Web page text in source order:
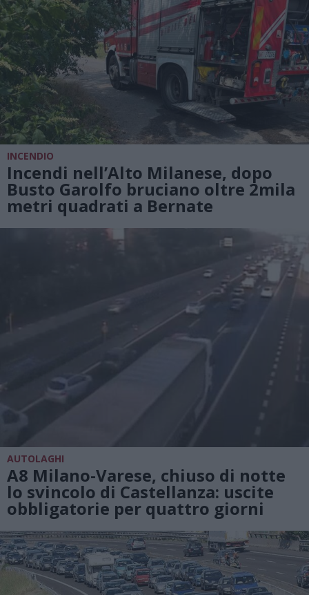
INCENDIO
Incendi nell’Alto Milanese, dopo
Busto Garolfo bruciano oltre 2mila
metri quadrati a Bernate
AUTOLAGHI
A8 Milano-Varese, chiuso di notte
lo svincolo di Castellanza: uscite
obbligatorie per quattro giorni